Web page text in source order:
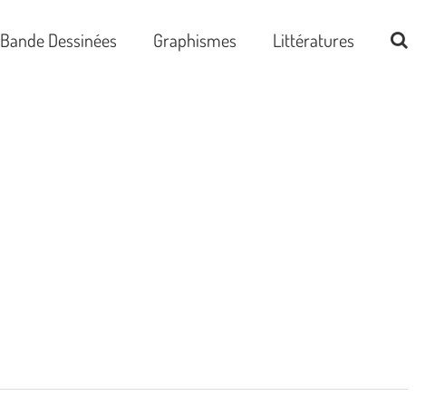
Bande Dessinées Graphismes Littératures